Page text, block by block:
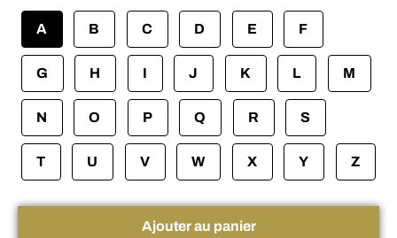
A B C D E F
G H I J K L M
N O P Q R S
T U V W X Y Z
Ajouter au panier